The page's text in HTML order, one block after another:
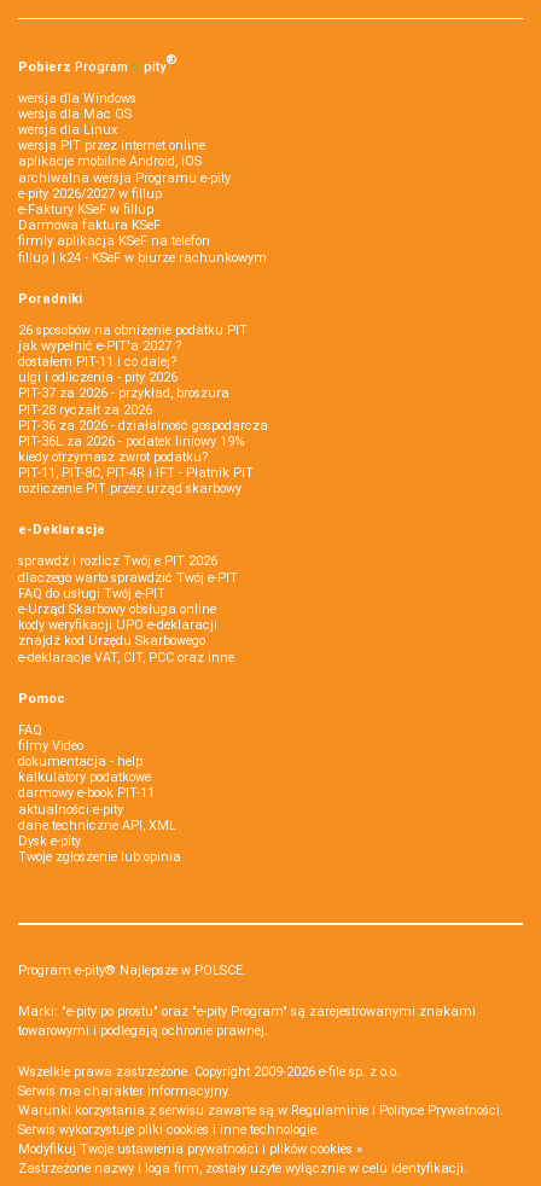
Pobierz Program e‑pity®
wersja dla Windows
wersja dla Mac OS
wersja dla Linux
wersja PIT przez internet online
aplikacje mobilne Android, iOS
archiwalna wersja Programu e-pity
e-pity 2026/2027 w fillup
e‑Faktury KSeF w fillup
Darmowa faktura KSeF
firmly aplikacja KSeF na telefon
fillup | k24 - KSeF w biurze rachunkowym
Poradniki
26 sposobów na obniżenie podatku PIT
jak wypełnić e-PIT'a 2027 ?
dostałem PIT-11 i co dalej?
ulgi i odliczenia - pity 2026
PIT-37 za 2026 - przykład, broszura
PIT-28 ryczałt za 2026
PIT-36 za 2026 - działalność gospodarcza
PIT-36L za 2026 - podatek liniowy 19%
kiedy otrzymasz zwrot podatku?
PIT-11, PIT-8C, PIT-4R i IFT - Płatnik PIT
rozliczenie PIT przez urząd skarbowy
e-Deklaracje
sprawdź i rozlicz Twój e PIT 2026
dlaczego warto sprawdzić Twój e-PIT
FAQ do usługi Twój e-PIT
e-Urząd Skarbowy obsługa online
kody weryfikacji UPO e-deklaracji
znajdź kod Urzędu Skarbowego
e-deklaracje VAT, CIT, PCC oraz inne
Pomoc
FAQ
filmy Video
dokumentacja - help
kalkulatory podatkowe
darmowy e-book PIT-11
aktualności e-pity
dane techniczne API, XML
Dysk e-pity
Twoje zgłoszenie lub opinia
Program e-pity® Najlepsze w POLSCE.
Marki: "e-pity po prostu" oraz "e-pity Program" są zarejestrowanymi znakami
towarowymi i podlegają ochronie prawnej.
Wszelkie prawa zastrzeżone. Copyright 2009-2026 e-file sp. z o.o.
Serwis ma charakter informacyjny.
Warunki korzystania z serwisu zawarte są w Regulaminie i Polityce Prywatności.
Serwis wykorzystuje pliki cookies i inne technologie.
Modyfikuj Twoje ustawienia prywatności i plików cookies »
Zastrzeżone nazwy i loga firm, zostały użyte wyłącznie w celu identyfikacji.